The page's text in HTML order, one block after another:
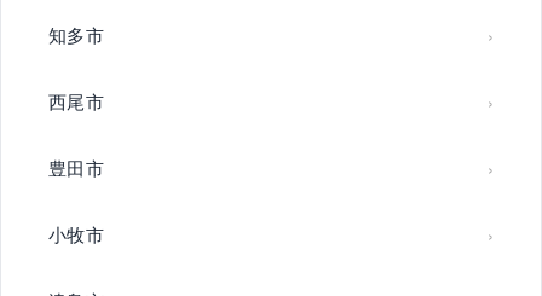
知多市
西尾市
豊田市
小牧市